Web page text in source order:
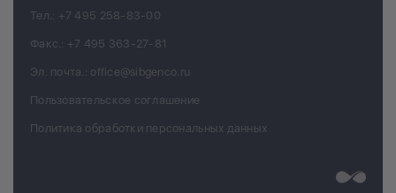
Тел.: +7 495 258-83-00
Факс.: +7 495 363-27-81
Эл. почта.: office@sibgenco.ru
Пользовательское соглашение
Политика обработки персональных данных